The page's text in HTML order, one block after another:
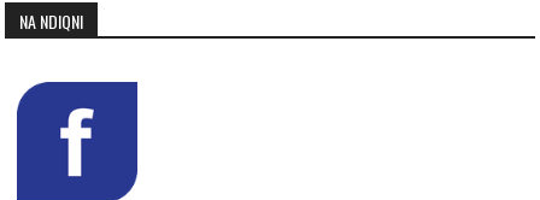
NA NDIQNI